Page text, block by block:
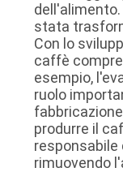
dell'alimento.
stata
Con lo
caffè
esempio,
ruolo
produrre il
rimuovendo